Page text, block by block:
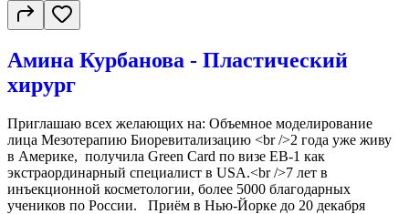
Амина Курбанова - Пластический
хирург
Приглашаю всех желающих на: Объемное моделирование
лица Мезотерапию Биоревитализацию <br />2 года уже живу
в Америке, получила Green Card по визе ЕВ-1 как
экстраординарный специалист в USA.<br />7 лет в
инъекционной косметологии, более 5000 благодарных
учеников по России. Приём в Нью-Йорке до 20 декабря